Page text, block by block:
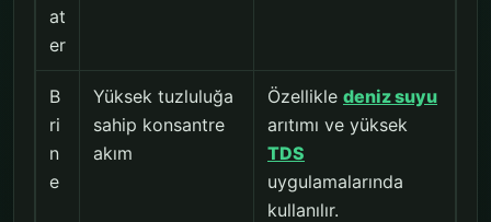
at
er
B
ri
n
e
Yüksek tuzluluğa
sahip konsantre
akım
Özellikle deniz suyu
arıtımı ve yüksek
TDS
uygulamalarında
kullanılır.